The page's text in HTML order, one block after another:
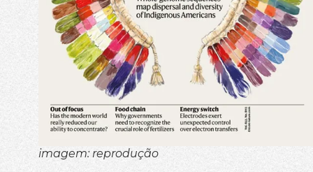
imagem: reprodução